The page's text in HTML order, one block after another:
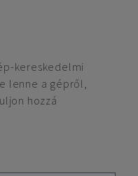
kereskedelmi
lenne a gépről,
hozzá